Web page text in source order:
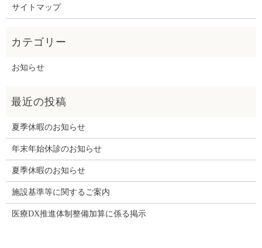
サイトマップ
お知らせ
夏季休暇のお知らせ
年末年始休診のお知らせ
夏季休暇のお知らせ
施設基準等に関するご案内
医療DX推進体制整備加算に係る掲示